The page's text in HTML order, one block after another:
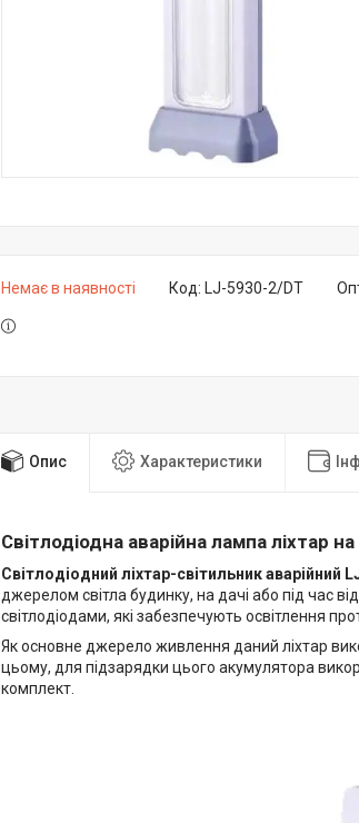
Немає в наявності Код: LJ-5930-2/DT
Опис Характеристики
Світлодіодна аварійна лампа ліхтар
Світлодіодний ліхтар-світильник аварійний
джерелом світла будинку, на дачі або під час
світлодіодами, які забезпечують освітлення
Як основне джерело живлення даний ліхтар
цьому, для підзарядки цього акумулятора
комплект.